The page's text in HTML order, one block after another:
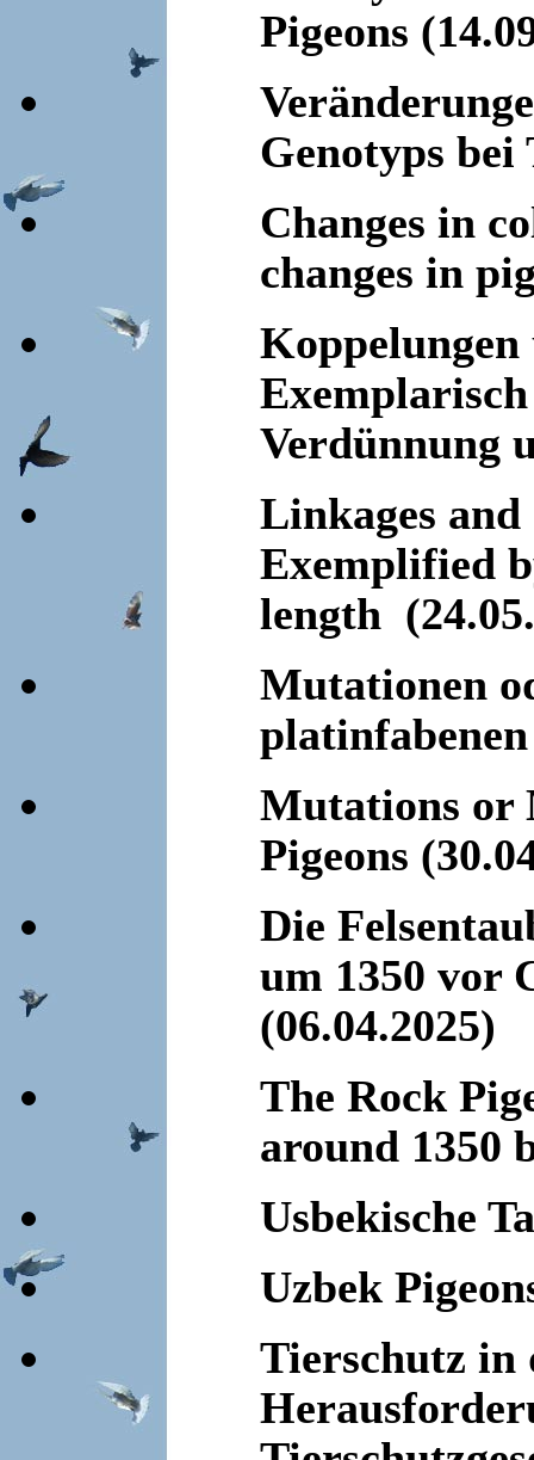
Pigeons
Genotyps bei
Changes in
changes in
Koppelungen
Verdünnung
Linkages and
Exemplified
length
Mutationen
platinfabenen
Mutations or
Pigeons
Die
um 1350 vor
(06.04.2025)
The Rock
around 1350
Usbekische
Uzbek
Tierschutz in